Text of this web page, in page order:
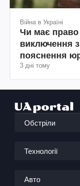
Війна в Україні
Чи має право
виключення з
пояснення
3 дні тому
Обстріли
Технології
Авто